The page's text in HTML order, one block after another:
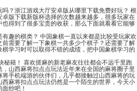
？浙江游戏大厅安卓版从哪里下载免费好玩？ 根
版下载新版杯选择的次数越来越多，很多玩家在
得到了很多宝贵的收获，那么下面就看看它能够
趣的棋类？ 中国象棋一直以来都是比较受玩家欢
需要了解一下象棋一共多少个棋子？还需要了解
学习时可以取得不错的成绩，把中国象棋学习的
秘籍！ 喜欢搓麻的新老麻友往往都会不远千里跑
山西麻将扣点点玩法近年来在全国的麻将圈子里
手机端游的伙伴们，几乎都接触过山西麻将的玩
麻将扣点点玩法仍然是一个陌生的世界，今天小
纱吧！